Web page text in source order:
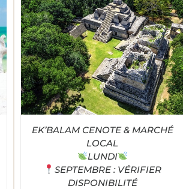
EK’BALAM CENOTE & MARCHÉ
LOCAL
LUNDI
SEPTEMBRE : VÉRIFIER
DISPONIBILITÉ
Note5.00
sur 5
SELECT OPTIONS / DÉTAILS